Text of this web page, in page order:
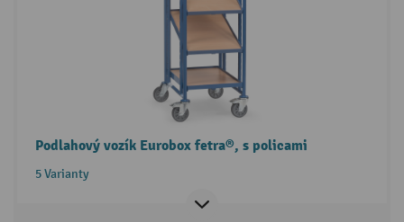
Podlahový vozík Eurobox fetra®, s policami
5 Varianty